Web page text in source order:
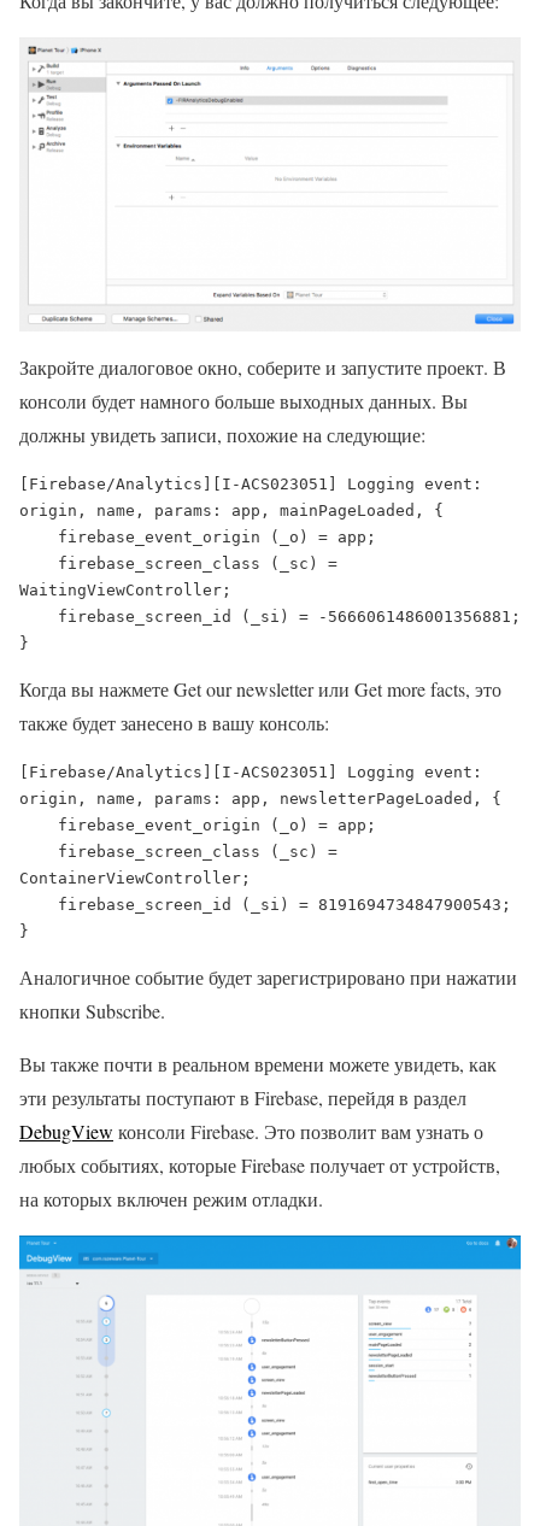
Закройте диалоговое окно, соберите и запустите проект. В
консоли будет намного больше выходных данных. Вы
должны увидеть записи, похожие на следующие:
[Firebase/Analytics][I-ACS023051] Logging event:
origin, name, params: app, mainPageLoaded, {
WaitingViewController;
}
Когда вы нажмете Get our newsletter или Get more facts, это
также будет занесено в вашу консоль:
[Firebase/Analytics][I-ACS023051] Logging event:
origin, name, params: app, newsletterPageLoaded, {
ContainerViewController;
}
Аналогичное событие будет зарегистрировано при нажатии
кнопки Subscribe.
Вы также почти в реальном времени можете увидеть, как
эти результаты поступают в Firebase, перейдя в раздел
DebugView консоли Firebase. Это позволит вам узнать о
любых событиях, которые Firebase получает от устройств,
на которых включен режим отладки.